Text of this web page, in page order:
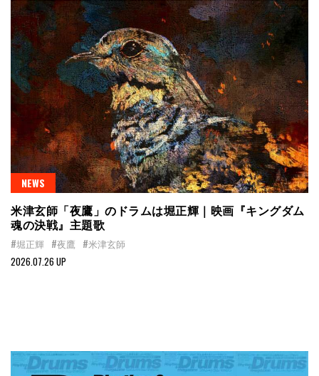
NEWS
米津玄師「夜鷹」のドラムは堀正輝｜映画『キングダム
魂の決戦』主題歌
#堀正輝 #夜鷹 #米津玄師
2026.07.26 UP